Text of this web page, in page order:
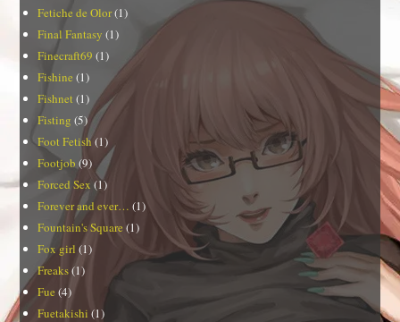
Fetiche de Olor(1)
Final Fantasy (1)
Finecraft69 (1)
Fishine (1)
Fishnet (1)
Fisting (5)
Foot Fetish(1)
Footjob (9)
Forced Sex (1)
Forever and ever… (1)
Fountain's Square (1)
Fox girl (1)
Freaks(1)
Fue (4)
Fuetakishi (1)